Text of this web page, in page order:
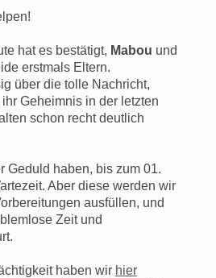
hat es bestätigt, Mabou und
erstmals Eltern.
über die tolle Nachricht,
Geheimnis in der letzten
schon recht deutlich
Geduld haben, bis zum 01.
Aber diese werden wir
ausfüllen, und
Zeit und
haben wir hier